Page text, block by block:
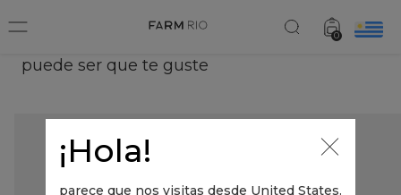
0
¡Hola!
parece que nos visitas desde United States.
puede ser que te guste